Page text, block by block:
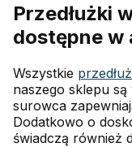
Przedłużki
dostępne w
Wszystkie
naszego sklepu
surowca
Dodatkowo o
świadczą również